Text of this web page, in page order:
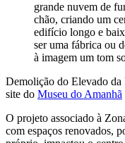
grande nuvem de
chão, criando um
edifício longo e
ser uma fábrica ou
à imagem um tom
Demolição do Elevado da
site do Museu do Amanhã
O projeto associado à
com espaços renovados,